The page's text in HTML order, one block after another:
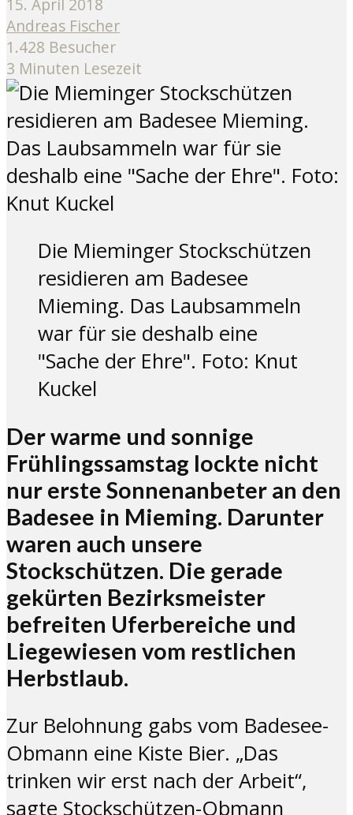
Andreas Fischer
1.428 Besucher
3 Minuten Lesezeit
Die Mieminger Stockschützen
residieren am Badesee
Mieming. Das Laubsammeln
war für sie deshalb eine
"Sache der Ehre". Foto: Knut
Kuckel
Der warme und sonnige
Frühlingssamstag lockte nicht
nur erste Sonnenanbeter an den
Badesee in Mieming. Darunter
waren auch unsere
Stockschützen. Die gerade
gekürten Bezirksmeister
befreiten Uferbereiche und
Liegewiesen vom restlichen
Herbstlaub.
Zur Belohnung gabs vom Badesee-
Obmann eine Kiste Bier. „Das
trinken wir erst nach der Arbeit“,
sagte Stockschützen-Obmann